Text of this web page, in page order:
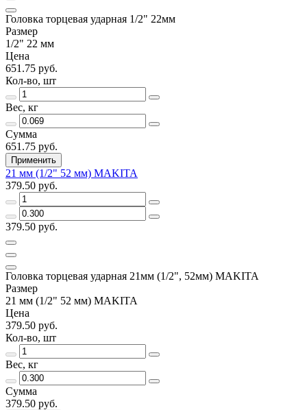
Головка торцевая ударная 1/2" 22мм
Размер
1/2" 22 мм
Цена
651.75 руб.
Кол-во, шт
Вес, кг
Сумма
651.75 руб.
Применить
21 мм (1/2" 52 мм) MAKITA
379.50 руб.
379.50 руб.
Головка торцевая ударная 21мм (1/2", 52мм) MAKITA
Размер
21 мм (1/2" 52 мм) MAKITA
Цена
379.50 руб.
Кол-во, шт
Вес, кг
Сумма
379.50 руб.